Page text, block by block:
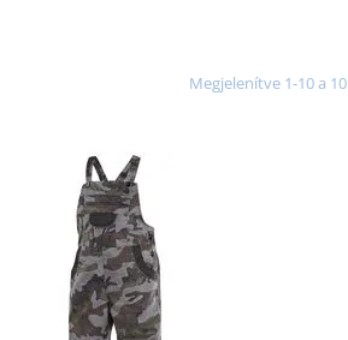
Megjelenítve 1-10 a 10